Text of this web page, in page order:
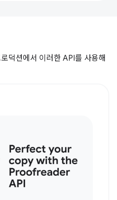
덕션에서 이러한 API를 사용해